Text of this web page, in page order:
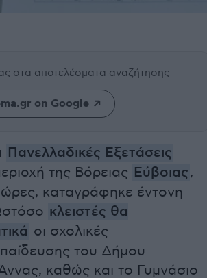
στα αποτελέσματα αναζήτησης
on Google
Πανελλαδικές Εξετάσεις
της Βόρειας Εύβοιας,
ώρες, καταγράφηκε έντονη
κλειστές θα
οι σχολικές
του Δήμου
καθώς και το Γυμνάσιο